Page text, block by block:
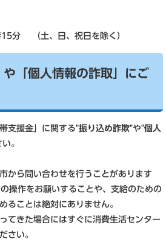
分 （土、日、祝日を除く）
や「個人情報の詐取」にご
支援金」に関する"振り込め詐欺"や"個人
。
から問い合わせを行うことがあります
操作をお願いすることや、支給のための
ることは絶対にありません。
てきた場合にはすぐに消費生活センター
さい。